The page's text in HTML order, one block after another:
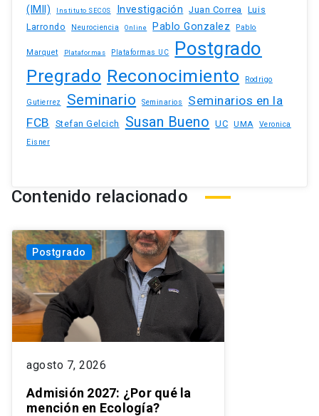
(IMII) Instituto SECOS Investigación Juan Correa Luis
Larrondo
Neurociencia Online Pablo Gonzalez Pablo
Marquet Plataformas Plataformas UC Postgrado
Pregrado Reconocimiento Rodrigo
Gutierrez Seminario Seminarios
Seminarios en la
FCB
Stefan Gelcich Susan Bueno UC UMA
Veronica
Eisner
Contenido relacionado
Postgrado
agosto 7, 2026
Admisión 2027: ¿Por qué la
mención en Ecología?